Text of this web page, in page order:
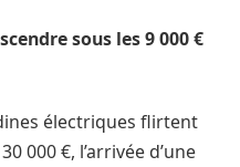
sous les 9 000 €
électriques flirtent
000 €, l’arrivée d’une